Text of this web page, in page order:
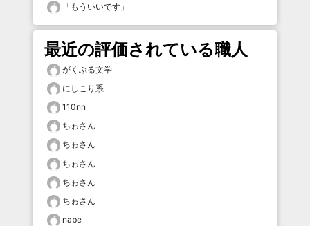
「 もういいです 」
最近の評価されている職人
がくぶる文学
にしこり系
110nn
ちゎさん
ちゎさん
ちゎさん
ちゎさん
ちゎさん
nabe